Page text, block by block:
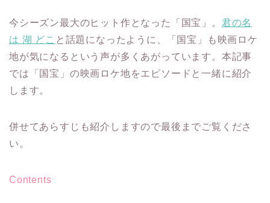
今シーズン最大のヒット作となった「国宝」。 君の名
は 湖 どこ と話題になったように、「国宝」も映画ロケ
地が気になるという声が多くあがっています。本記事
では「国宝」の映画ロケ地をエピソードと一緒に紹介
します。
併せてあらすじも紹介しますので最後までご覧くださ
い。
Contents